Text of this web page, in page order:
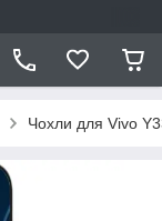
Чохли для Vivo